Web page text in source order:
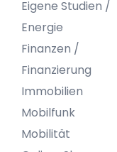
Eigene Studien /
Energie
Finanzen /
Finanzierung
Immobilien
Mobilfunk
Mobilität